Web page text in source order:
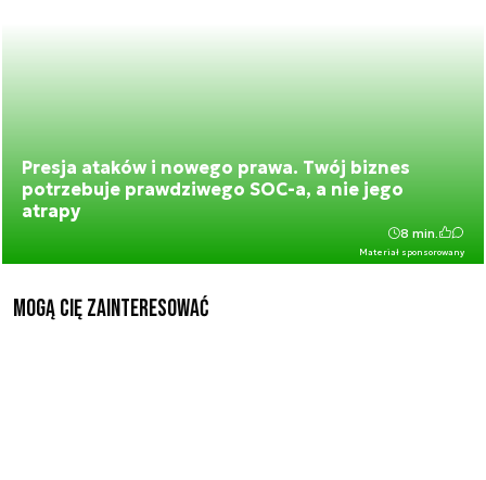
Presja ataków i nowego prawa. Twój biznes
potrzebuje prawdziwego SOC-a, a nie jego
atrapy
Materiał sponsorowany
8 min.
Mogą Cię zainteresować